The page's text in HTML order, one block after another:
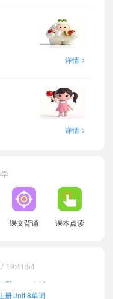
详情 >
详情 >
课文背诵 课本点读
19:41:54
Unit 8单词
Unit 3单词